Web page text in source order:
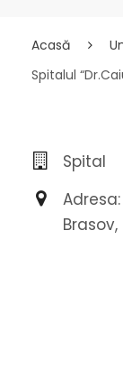
Acasă
Spitalul
Spital